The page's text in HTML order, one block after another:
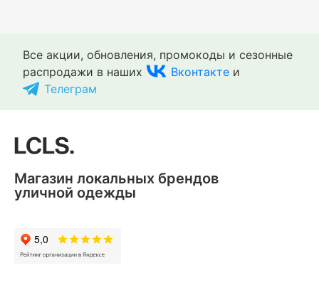
Все акции, обновления, промокоды и сезонные
распродажи в наших
Вконтакте и
Телеграм
Магазин локальных брендов
уличной одежды